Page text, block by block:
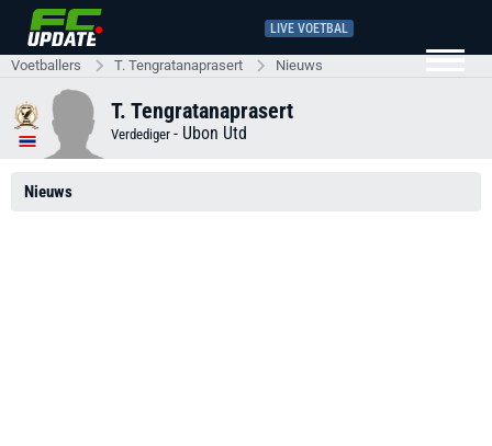
LIVE VOETBAL
Voetballers T. Tengratanaprasert Nieuws
T. Tengratanaprasert
Verdediger - Ubon Utd
Nieuws